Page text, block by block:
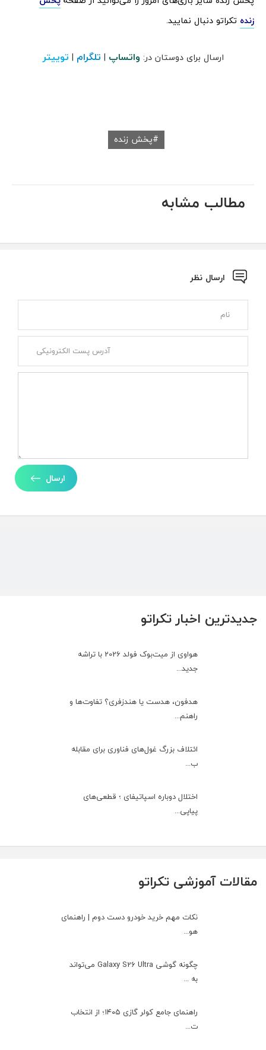
جدیدترین اخبار تکراتو
هواوی از میت‌بوک فولد 2026 با تراشه
جدید...
هدفون، هدست یا هندزفری؟ تفاوت‌ها و
راهنم...
ائتلاف بزرگ غول‌های فناوری برای مقابله
ب...
اختلال دوباره اسپاتیفای ؛ قطعی‌های
پیاپی...
زنده تکراتو دنبال نمایید.
ارسال برای دوستان در: واتساپ | تلگرام | توییتر
پخش زنده
مطالب مشابه
ارسال نظر
ارسال
مقالات آموزشی تکراتو
نکات مهم خرید خودرو دست دوم | راهنمای
هو...
چگونه گوشی Galaxy S26 Ultra می‌تواند
به ...
راهنمای جامع کولر گازی ۱۴۰۵؛ از انتخاب
ت...